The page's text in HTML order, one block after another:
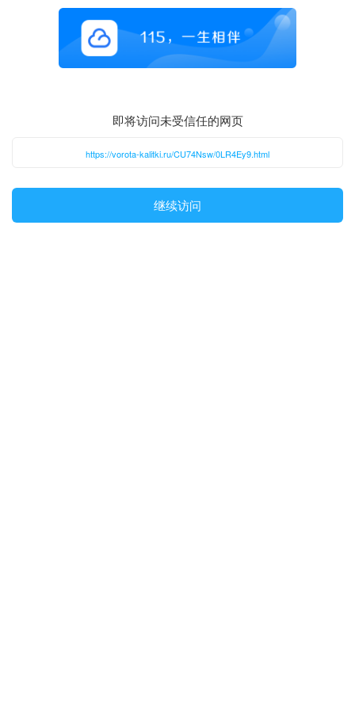
即将访问未受信任的网页
https://vorota-kalitki.ru/CU74Nsw/0LR4Ey9.html
继续访问